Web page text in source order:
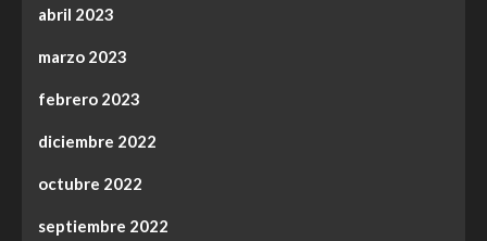
abril 2023
marzo 2023
febrero 2023
diciembre 2022
octubre 2022
septiembre 2022